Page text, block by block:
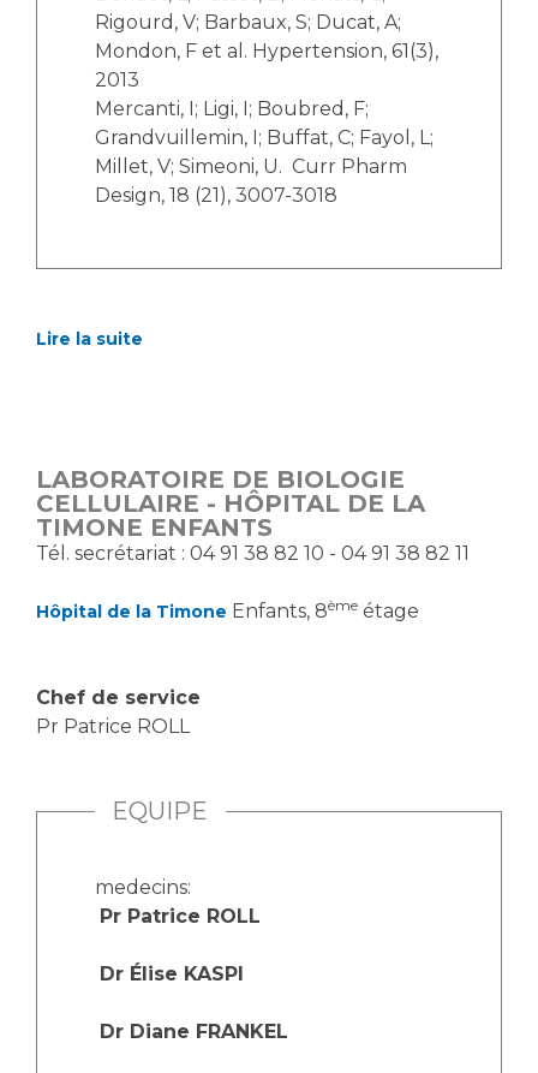
Rigourd, V; Barbaux, S; Ducat, A;
Mondon, F et al. Hypertension, 61(3),
2013
Mercanti, I; Ligi, I; Boubred, F;
Grandvuillemin, I; Buffat, C; Fayol, L;
Millet, V; Simeoni, U. Curr Pharm
Design, 18 (21), 3007-3018
Lire la suite
LABORATOIRE DE BIOLOGIE
CELLULAIRE - HÔPITAL DE LA
TIMONE ENFANTS
Tél. secrétariat : 04 91 38 82 10 - 04 91 38 82 11
Hôpital de la Timone Enfants, 8ème étage
Chef de service
Pr Patrice ROLL
EQUIPE
medecins:
Pr Patrice ROLL
Dr Élise KASPI
Dr Diane FRANKEL